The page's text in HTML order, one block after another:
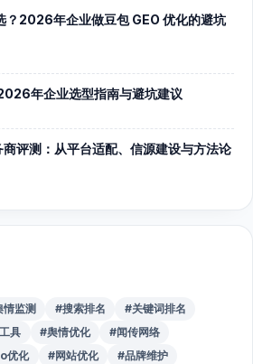
？2026年企业做豆包 GEO 优化的避坑
年企业选型指南与避坑建议
评测：从平台适配、信源建设与方法论
监测 #搜索排名
#关键词排名
具 #舆情优化
#闻传网络
优化 #网站优化
#品牌维护